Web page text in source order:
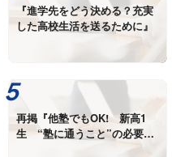
『進学先をどう決める？充実
した高校生活を送るために』
再掲『他塾でもOK! 新高1
生 “塾に通うこと”の必要